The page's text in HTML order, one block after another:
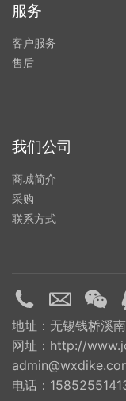
服务
客户服务
售后
我们公司
商城简介
采购
联系方式
地址：无锡钱桥溪
网址：http://
电话：